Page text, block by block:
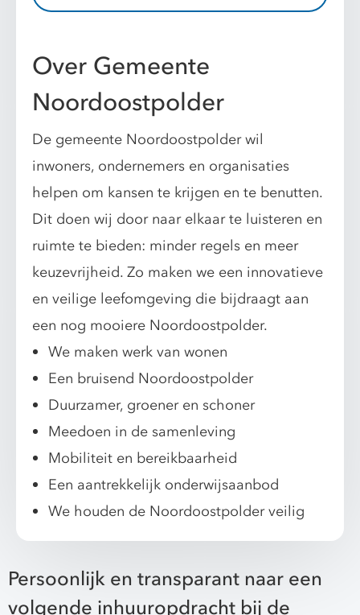
Over Gemeente
Noordoostpolder
De gemeente Noordoostpolder wil
inwoners, ondernemers en organisaties
helpen om kansen te krijgen en te benutten.
Dit doen wij door naar elkaar te luisteren en
ruimte te bieden: minder regels en meer
keuzevrijheid. Zo maken we een innovatieve
en veilige leefomgeving die bijdraagt aan
een nog mooiere Noordoostpolder.
We maken werk van wonen
Een bruisend Noordoostpolder
Duurzamer, groener en schoner
Meedoen in de samenleving
Mobiliteit en bereikbaarheid
Een aantrekkelijk onderwijsaanbod
We houden de Noordoostpolder veilig
Persoonlijk en transparant naar een
volgende inhuuropdracht bij de